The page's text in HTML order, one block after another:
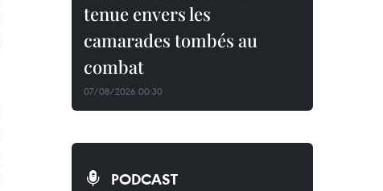
tenue envers les
camarades tombés au
combat
07/08/2026 00:30
PODCAST